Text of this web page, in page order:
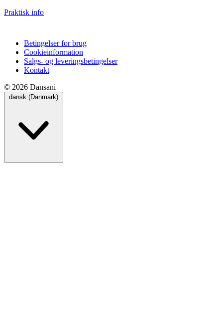
Praktisk info
Betingelser for brug
Cookieinformation
Salgs- og leveringsbetingelser
Kontakt
© 2026 Dansani
dansk (Danmark)